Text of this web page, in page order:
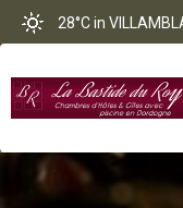
28°Cin